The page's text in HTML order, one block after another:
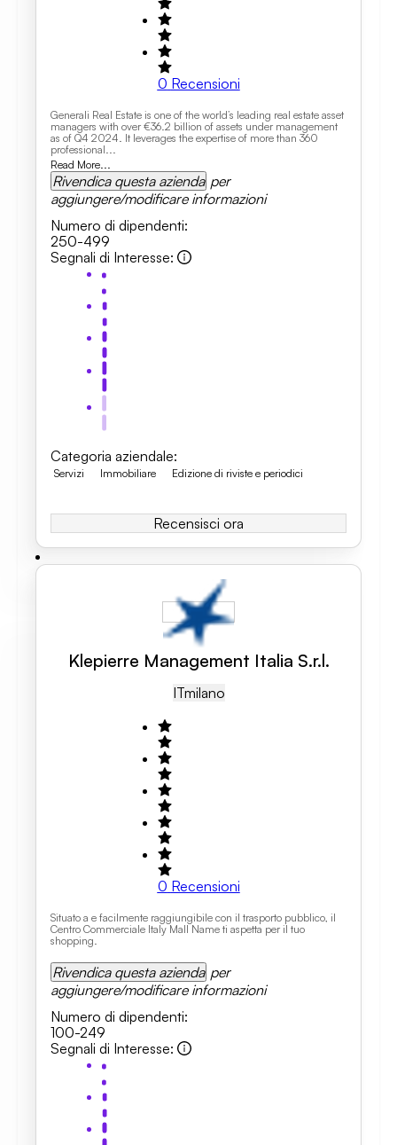
0 Recensioni
Generali Real Estate is one of the world’s leading real estate asset
managers with over €36.2 billion of assets under management
as of Q4 2024. It leverages the expertise of more than 360
professional...
Read More...
Rivendica questa azienda per
aggiungere/modificare informazioni
Numero di dipendenti:
250-499
Segnali di Interesse:
Categoria aziendale:
Servizi Immobiliare Edizione di riviste e periodici
Recensisci ora
Klepierre Management Italia S.r.l.
ITMilano
0 Recensioni
Situato a e facilmente raggiungibile con il trasporto pubblico, il
Centro Commerciale Italy Mall Name ti aspetta per il tuo
shopping.
Rivendica questa azienda per
aggiungere/modificare informazioni
Numero di dipendenti:
100-249
Segnali di Interesse: